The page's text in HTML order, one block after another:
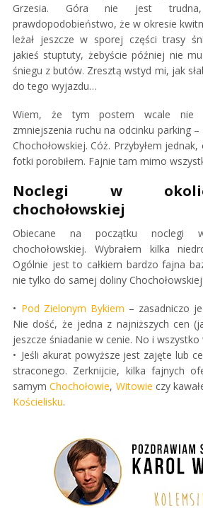
Grzesia. Góra nie jest
prawdopodobieństwo, że w okresie
leżał jeszcze w sporej części trasy
jakieś stuptuty, żebyście później nie
śniegu z butów. Zresztą wstyd mi, jak
do tego wyjazdu…
Wiem, że tym postem wcale nie
zmniejszenia ruchu na odcinku parking
Chochołowskiej. Cóż. Przybyłem
fotki porobiłem. Fajnie tam mimo
Noclegi w
chochołowskiej
Obiecane na początku noclegi
chochołowskiej. Wybrałem kilka
Ogólnie jest to całkiem bardzo fajna
nie tylko do samej doliny
Pod Zielonym Bykiem – zasadniczo
Nie dość, że jedna z najniższych cen
jeszcze śniadanie w cenie. No i wszystko
Jeśli akurat powyższe jest zajęte lub
straconego. Zerknijcie, kilka fajnych
samymChochołowie, Witowie czy
Kościelisku.